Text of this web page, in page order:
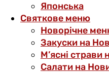
Японська
Святкове меню
Новорічне
Закуски на
М’ясні страви
Салати на